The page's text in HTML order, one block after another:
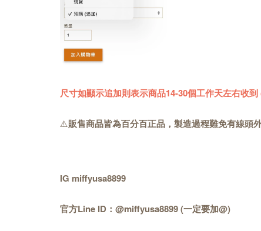
尺寸如顯示追加則表示商品14-30個工作天左右收
⚠️販售商品皆為百分百正品，製造過程難免有線頭
IG miffyusa8899
官方Line ID：@miffyusa8899 (一定要加@)